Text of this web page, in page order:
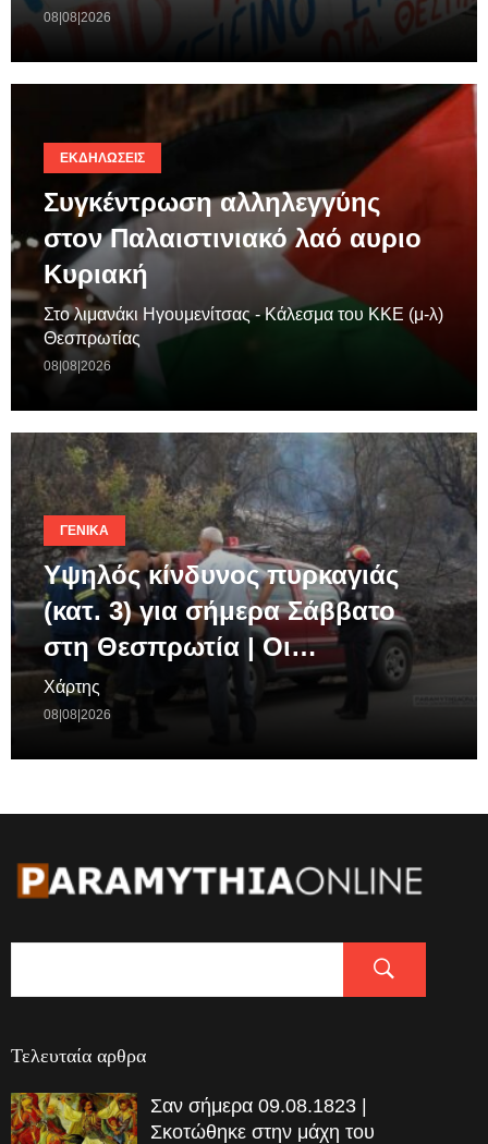
08|08|2026
ΕΚΔΗΛΏΣΕΙΣ
Συγκέντρωση αλληλεγγύης
στον Παλαιστινιακό λαό αυριο
Κυριακή
Στο λιμανάκι Ηγουμενίτσας - Κάλεσμα του ΚΚΕ (μ-λ)
Θεσπρωτίας
08|08|2026
ΓΕΝΙΚΆ
Υψηλός κίνδυνος πυρκαγιάς
(κατ. 3) για σήμερα Σάββατο
στη Θεσπρωτία | Οι…
Χάρτης
08|08|2026
Τελευταία αρθρα
Σαν σήμερα 09.08.1823 |
Σκοτώθηκε στην μάχη του